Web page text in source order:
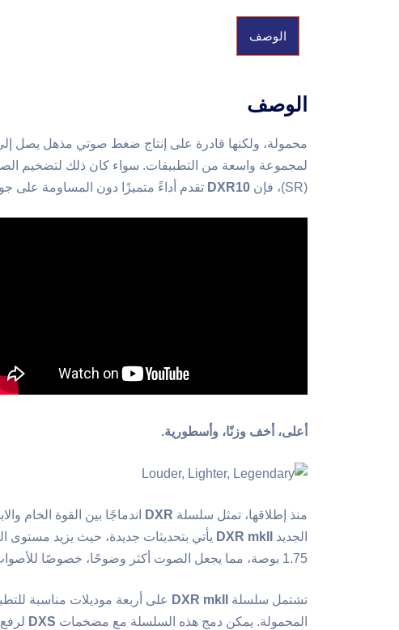
الوصف
الوصف
محمولة، ولكنها قادرة على إنتاج ضغط صوتي مذهل يصل
لمجموعة واسعة من التطبيقات. سواء كان ذلك لتضخيم
(SR)، فإن
DXR10 تقدم أداءً متميزًا دون المساومة على
أعلى، أخف وزنًا، وأسطورية.
منذ إطلاقها، تمثل سلسلة DXR
اندماجًا بين القوة الخام
الجديد
DXR mkII يأتي بتحديثات جديدة، حيث يزيد
1.75 بوصة، مما يجعل الصوت أكثر وضوحًا، خصوصًا للأصوات والموسيقى.
تشتمل سلسلة DXR mkII على أربعة موديلات مناسبة
المحمولة. يمكن دمج هذه السلسلة مع مضخمات DXS